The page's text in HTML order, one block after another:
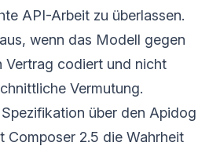
API-Arbeit zu überlassen.
wenn das Modell gegen
Vertrag codiert und nicht
Vermutung.
über den Apidog
Composer 2.5 die Wahrheit